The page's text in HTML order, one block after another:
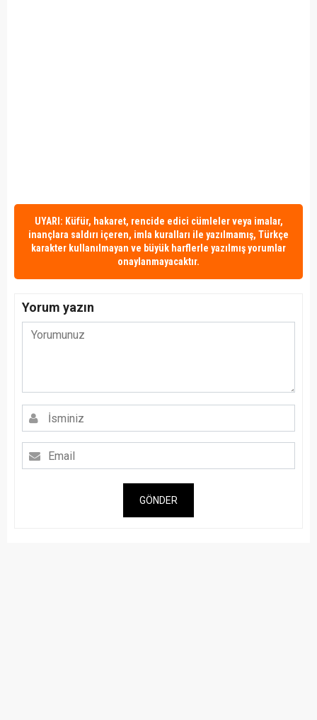
UYARI: Küfür, hakaret, rencide edici cümleler veya imalar,
inançlara saldırı içeren, imla kuralları ile yazılmamış, Türkçe
karakter kullanılmayan ve büyük harflerle yazılmış yorumlar
onaylanmayacaktır.
Yorum yazın
GÖNDER